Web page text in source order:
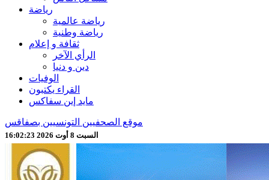
رياضة
رياضة عالمية
رياضة وطنية
ثقافة و إعلام
الرأي الآخر
دين و دنيا
الوفيات
القراء يكتبون
مايد إين سفاكس
موقع الصحفيين التونسيين بصفاقس
السبت 8 أوت 2026 16:02:25